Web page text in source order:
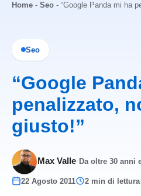
Home - Seo - “Google Panda mi ha
Seo
“Google
penalizzato,
giusto!”
Max Valle· Da oltre 30 anni
22 Agosto 2011 2 min di lettura